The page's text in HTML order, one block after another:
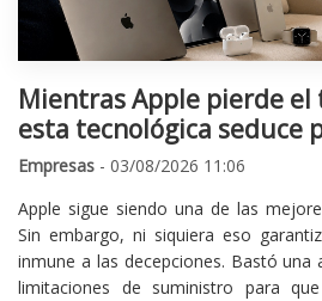
Mientras Apple pierde
esta tecnológica seduce
Empresas - 03/08/2026 11:06
Apple sigue siendo una de las
Sin embargo, ni siquiera eso
inmune a las decepciones. Bastó una
limitaciones de suministro para